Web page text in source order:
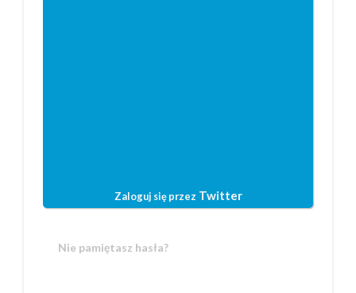
Zaloguj się przez Twitter
Nie pamiętasz hasła?